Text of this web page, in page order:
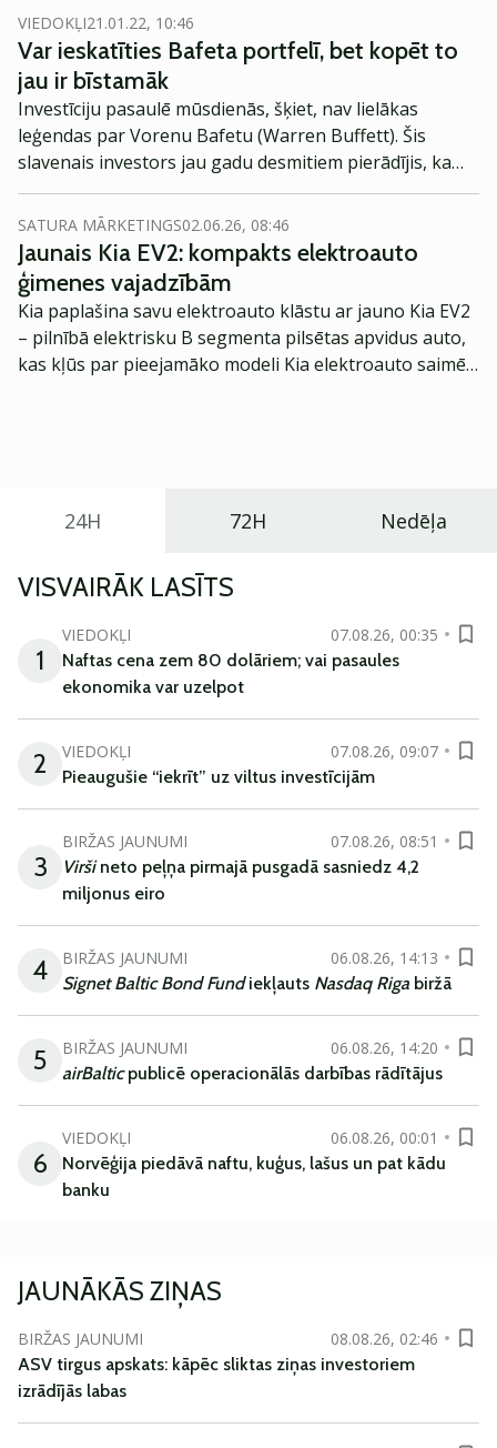
ir vēl grūtāk. Jābūt tādai pieticīgai nostājai, vērtējot
savas spējas un sagaidāmos investīciju rezultātus. Tad
būs vieglāk samierināties ar kritumiem un nekrist
panikā, intervijā Investoruklubs.lv stāsta
Aktīvu pārvaldes un pensiju daļas vadītājs Baltijā Atis
Krūmiņš.
VIEDOKĻI21.01.22, 10:46
Var ieskatīties Bafeta portfelī, bet kopēt to
jau ir bīstamāk
Investīciju pasaulē mūsdienās, šķiet, nav lielākas
leģendas par Vorenu Bafetu (Warren Buffett). Šis
slavenais investors jau gadu desmitiem pierādījis, ka
viņš var atrast un veikt tādas investīcijas, kas pārspēj
kopējo tirgu. Tāpat V. Bafeta veiksmīgo investīciju
ilgtermiņa stāstam komplektā nāk visai trāpīgi viņa
izteikumi par dažādām tēmām un sevišķi, protams,
investīciju pasauli. Tādēļ, visai regulāra ir situācija, kad
viņa sacītais tiek citēts teju pie visām ieguldījumu
situācijām.
SATURA MĀRKETINGS02.06.26, 08:46
Jaunais Kia EV2: kompakts elektroauto
ģimenes vajadzībām
Kia paplašina savu elektroauto klāstu ar jauno Kia EV2
– pilnībā elektrisku B segmenta pilsētas apvidus auto,
kas kļūs par pieejamāko modeli Kia elektroauto saimē
24H 72H Nedēļa
VISVAIRĀK LASĪTS
1
VIEDOKĻI
07.08.26, 00:35
Naftas cena zem 80 dolāriem; vai pasaules
ekonomika var uzelpot
2 VIEDOKĻI
07.08.26, 09:07
Pieaugušie “iekrīt” uz viltus investīcijām
3
BIRŽAS JAUNUMI
07.08.26, 08:51
Viršineto peļņa pirmajā pusgadā sasniedz 4,2
miljonus eiro
4 BIRŽAS JAUNUMI
06.08.26, 14:13
Signet Baltic Bond Fundiekļauts Nasdaq Riga biržā
5 BIRŽAS JAUNUMI
06.08.26, 14:20
airBalticpublicē operacionālās darbības rādītājus
6
VIEDOKĻI
06.08.26, 00:01
Norvēģija piedāvā naftu, kuģus, lašus un pat kādu
banku
JAUNĀKĀS ZIŅAS
BIRŽAS JAUNUMI
08.08.26, 02:46
ASV tirgus apskats: kāpēc sliktas ziņas investoriem
izrādījās labas